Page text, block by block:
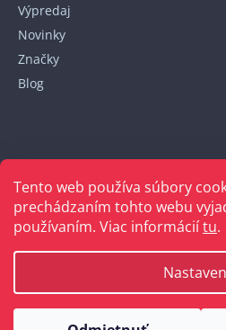
Tento web používa súbory
prechádzaním tohto webu
používaním. Viac informáciítu.
Výpredaj
Novinky
Značky
Blog
+421 948 152 820